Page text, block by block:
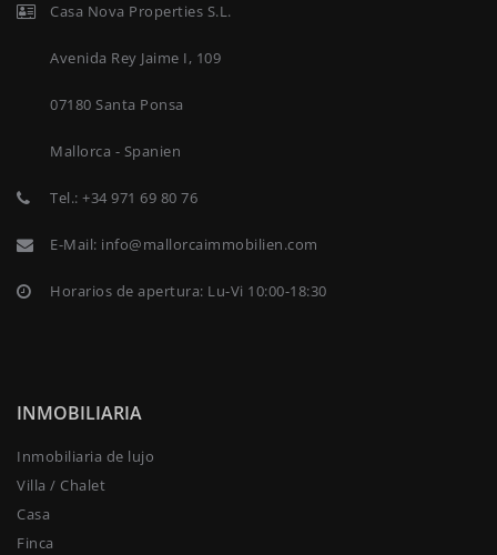
Casa Nova Properties S.L.
Avenida Rey Jaime I, 109
07180 Santa Ponsa
Mallorca - Spanien
Tel.: +34 971 69 80 76
E-Mail: info@mallorcaimmobilien.com
Horarios de apertura: Lu-Vi 10:00-18:30
INMOBILIARIA
Inmobiliaria de lujo
Villa / Chalet
Casa
Finca